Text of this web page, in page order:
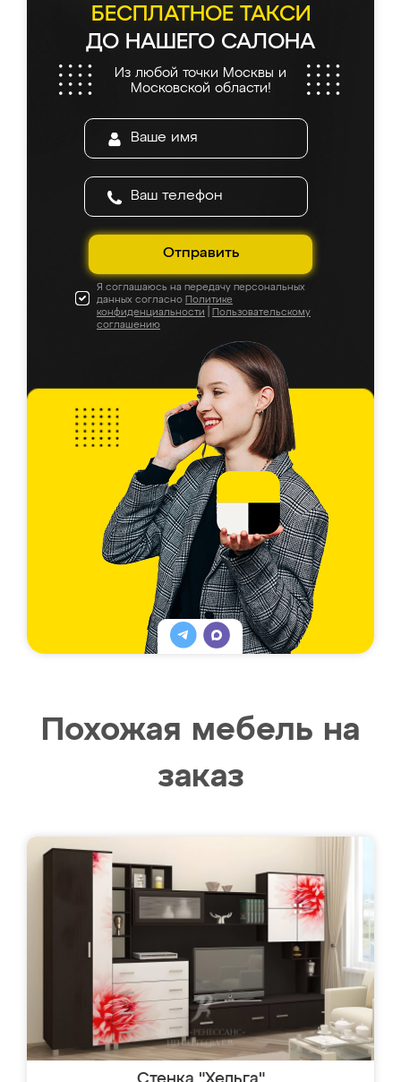
БЕСПЛАТНОЕ ТАКСИ
ДО НАШЕГО САЛОНА
Из любой точки Москвы и
Московской области!
Отправить
Я соглашаюсь на передачу персональных
данных согласно Политике
конфиденциальности
Пользовательскому
соглашению
Похожая мебель на
заказ